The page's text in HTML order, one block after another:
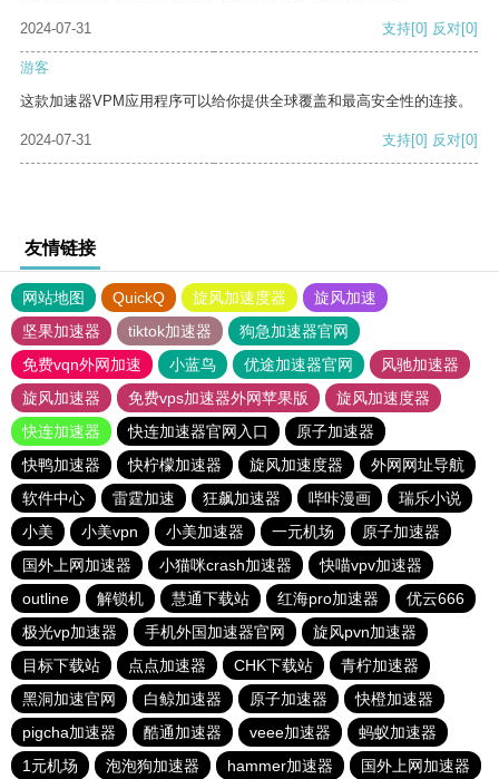
2024-07-31 支持[0] 反对[0]
游客
这款加速器VPM应用程序可以给你提供全球覆盖和最高安全性的连接。
2024-07-31 支持[0] 反对[0]
友情链接
网站地图 QuickQ 旋风加速度器
旋风加速
坚果加速器
tiktok加速器
狗急加速器官网
免费vqn外网加速
小蓝鸟 优途加速器官网
风驰加速器
旋风加速器
免费vps加速器外网苹果版
旋风加速度器
快连加速器
快连加速器官网入口
原子加速器
快鸭加速器
快柠檬加速器 旋风加速度器
外网网址导航
软件中心
雷霆加速 狂飙加速器 哔咔漫画
瑞乐小说
小美
小美vpn 小美加速器 一元机场
原子加速器
国外上网加速器
小猫咪crash加速器
快喵vpv加速器
outline
解锁机 慧通下载站 红海pro加速器
优云666
极光vp加速器
手机外国加速器官网
旋风pvn加速器
目标下载站
点点加速器 CHK下载站
青柠加速器
黑洞加速官网
白鲸加速器 原子加速器
快橙加速器
pigcha加速器
酷通加速器 veee加速器
蚂蚁加速器
1元机场
泡泡狗加速器 hammer加速器 国外上网加速器